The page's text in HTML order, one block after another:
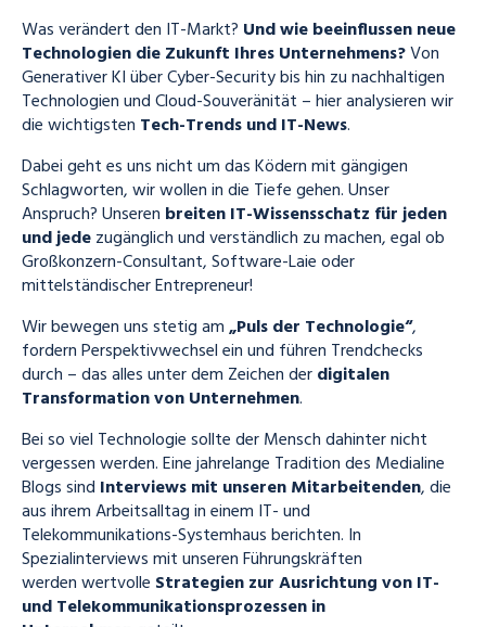
Was verändert den IT-Markt? Und wie beeinflussen neue
Technologien die Zukunft Ihres Unternehmens?Von
Generativer KI über Cyber-Security bis hin zu nachhaltigen
Technologien und Cloud-Souveränität – hier analysieren wir
die wichtigsten Tech-Trends und IT-News.
Dabei geht es uns nicht um das Ködern mit gängigen
Schlagworten, wir wollen in die Tiefe gehen. Unser
Anspruch? Unseren breiten IT-Wissensschatz für jeden
und jedezugänglich und verständlich zu machen, egal ob
Großkonzern-Consultant, Software-Laie oder
mittelständischer Entrepreneur!
Wir bewegen uns stetig am„Puls der Technologie“,
fordern Perspektivwechsel ein und führen Trendchecks
durch – das alles unter dem Zeichen derdigitalen
Transformation von Unternehmen.
Bei so viel Technologie sollte der Mensch dahinter nicht
vergessen werden. Eine jahrelange Tradition des Medialine
Blogs sind Interviews mit unseren Mitarbeitenden, die
aus ihrem Arbeitsalltag in einem IT- und
Telekommunikations-Systemhaus berichten. In
Spezialinterviews mit unseren Führungskräften
werdenwertvolle Strategien zur Ausrichtung von IT-
und Telekommunikationsprozessen in